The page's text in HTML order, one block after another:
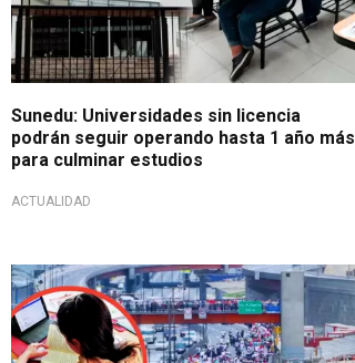
Sunedu: Universidades sin licencia
podrán seguir operando hasta 1 año más
para culminar estudios
ACTUALIDAD
Cambian a remoto